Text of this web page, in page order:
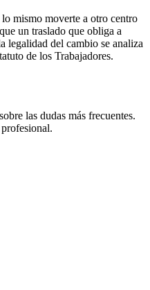
mismo moverte a otro centro
un traslado que obliga a
legalidad del cambio se analiza
de los Trabajadores.
las dudas más frecuentes.